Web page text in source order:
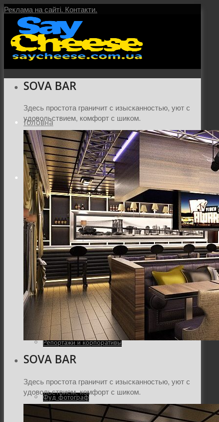
Реклама на сайті. Контакти.
Головна
Послуги
Интерьер и архитектура
Фотосессии и каталоги
Репортажи и корпоративы
Фуд фотограф
SOVA BAR
Здесь простота граничит с изысканностью, уют с
удовольствием, комфорт с шиком.
SOVA BAR
Здесь простота граничит с изысканностью, уют с
удовольствием, комфорт с шиком.